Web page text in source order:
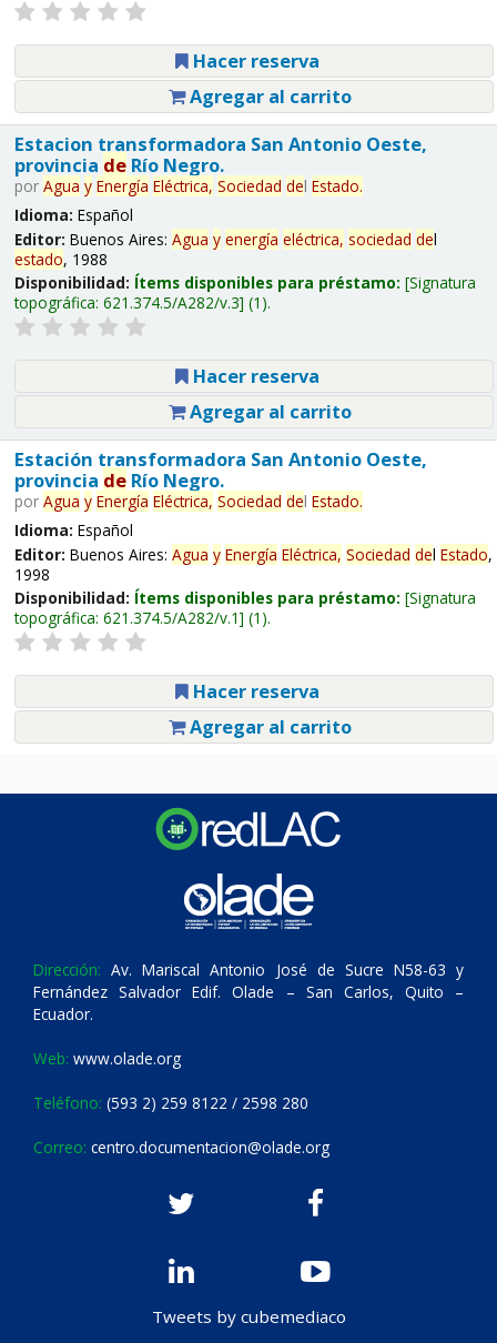
Hacer reserva
Agregar al carrito
Estacion transformadora San Antonio Oeste,
provincia deRío Negro.
por Agua y Energía Eléctrica, Sociedad del Estado.
Idioma: Español
Editor: Buenos Aires: Agua y energía eléctrica, sociedad del
estado, 1988
Disponibilidad: Ítems disponibles para préstamo: Signatura
topográfica: 621.374.5/A282/v.3 (1).
Hacer reserva
Agregar al carrito
Estación transformadora San Antonio Oeste,
provincia deRío Negro.
por Agua y Energía Eléctrica, Sociedad del Estado.
Idioma: Español
Editor: Buenos Aires: Agua y Energía Eléctrica, Sociedad del Estado,
1998
Disponibilidad: Ítems disponibles para préstamo: Signatura
topográfica: 621.374.5/A282/v.1 (1).
Hacer reserva
Agregar al carrito
Dirección: Av. Mariscal Antonio José de Sucre N58-63 y
Fernández Salvador Edif. Olade – San Carlos, Quito –
Ecuador.
Web: www.olade.org
Teléfono: (593 2) 259 8122 / 2598 280
Correo: centro.documentacion@olade.org
Tweets by cubemediaco